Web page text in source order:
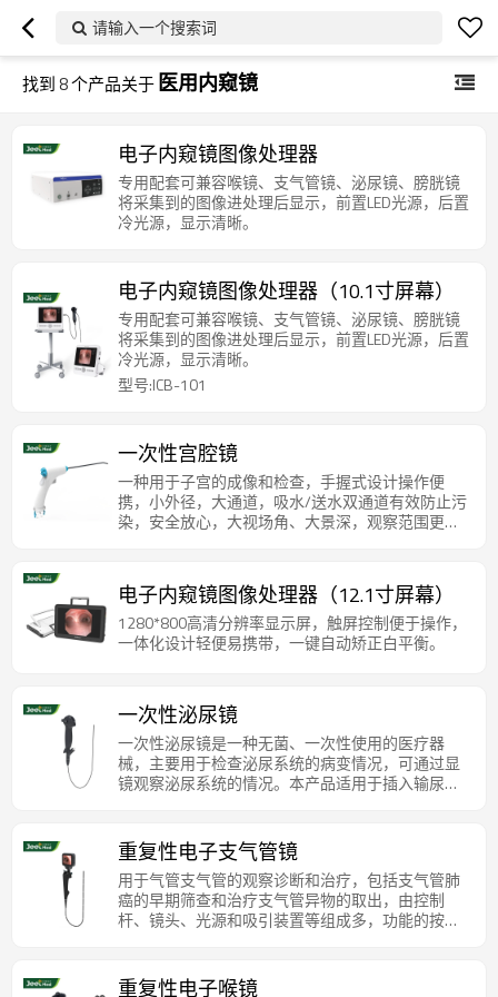
请输入一个搜索词
找到8个产品关于 医用内窥镜
电子内窥镜图像处理器
专用配套可兼容喉镜、支气管镜、泌尿镜、膀胱镜
将采集到的图像进处理后显示，前置LED光源，后置
冷光源，显示清晰。
电子内窥镜图像处理器（10.1寸屏幕）
专用配套可兼容喉镜、支气管镜、泌尿镜、膀胱镜
将采集到的图像进处理后显示，前置LED光源，后置
冷光源，显示清晰。
型号:ICB-101
一次性宫腔镜
一种用于子宫的成像和检查，手握式设计操作便
携，小外径，大通道，吸水/送水双通道有效防止污
染，安全放心，大视场角、大景深，观察范围更
电子内窥镜图像处理器（12.1寸屏幕）
1280*800高清分辨率显示屏，触屏控制便于操作，
一体化设计轻便易携带，一键自动矫正白平衡。
一次性泌尿镜
一次性泌尿镜是一种无菌、一次性使用的医疗器
械，主要用于检查泌尿系统的病变情况，可通过显
镜观察泌尿系统的情况。本产品适用于插入输尿
性。
重复性电子支气管镜
用于气管支气管的观察诊断和治疗，包括支气管肺
癌的早期筛查和治疗支气管异物的取出，由控制
杆、镜头、光源和吸引装置等组成多，功能的按键
重复性电子喉镜